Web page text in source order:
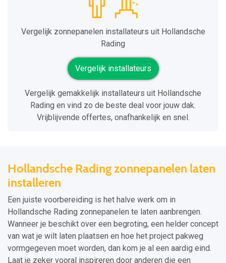
Vergelijk zonnepanelen installateurs uit Hollandsche
Rading
Vergelijk installateurs
Vergelijk gemakkelijk installateurs uit Hollandsche
Rading en vind zo de beste deal voor jouw dak.
Vrijblijvende offertes, onafhankelijk en snel.
Hollandsche Rading zonnepanelen laten
installeren
Een juiste voorbereiding is het halve werk om in
Hollandsche Rading zonnepanelen te laten aanbrengen.
Wanneer je beschikt over een begroting, een helder concept
van wat je wilt laten plaatsen en hoe het project pakweg
vormgegeven moet worden, dan kom je al een aardig eind.
Laat je zeker vooral inspireren door anderen die een